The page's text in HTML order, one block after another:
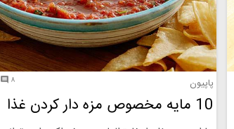
پاپیون
10 مایه مخصوص مزه دار کردن غذا
۸ 